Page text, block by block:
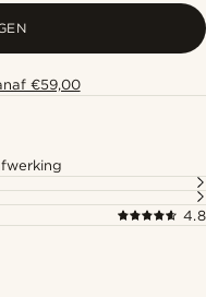
€59,00
4.8